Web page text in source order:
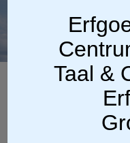
folder v1
Taal &